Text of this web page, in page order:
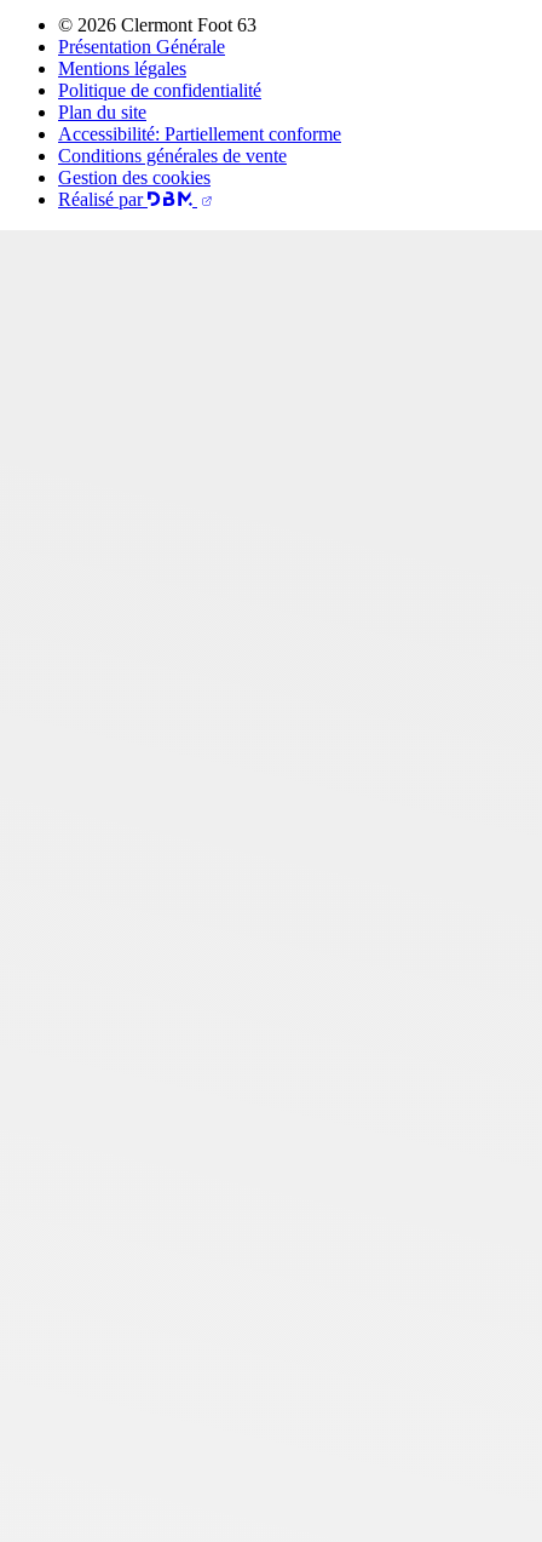
© 2026 Clermont Foot 63
Présentation Générale
Mentions légales
Politique de confidentialité
Plan du site
Accessibilité: Partiellement conforme
Conditions générales de vente
Gestion des cookies
Réalisé par